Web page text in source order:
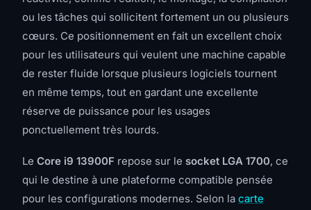
ou les tâches qui sollicitent fortement un ou plusieurs
cœurs. Ce positionnement en fait un excellent choix
pour les utilisateurs qui veulent une machine capable
de rester fluide lorsque plusieurs logiciels tournent
en même temps, tout en gardant une excellente
réserve de puissance pour les usages
ponctuellement très lourds.
Le Core i9 13900F repose sur le socket LGA 1700, ce
qui le destine à une plateforme compatible pensée
pour les configurations modernes. Selon la carte